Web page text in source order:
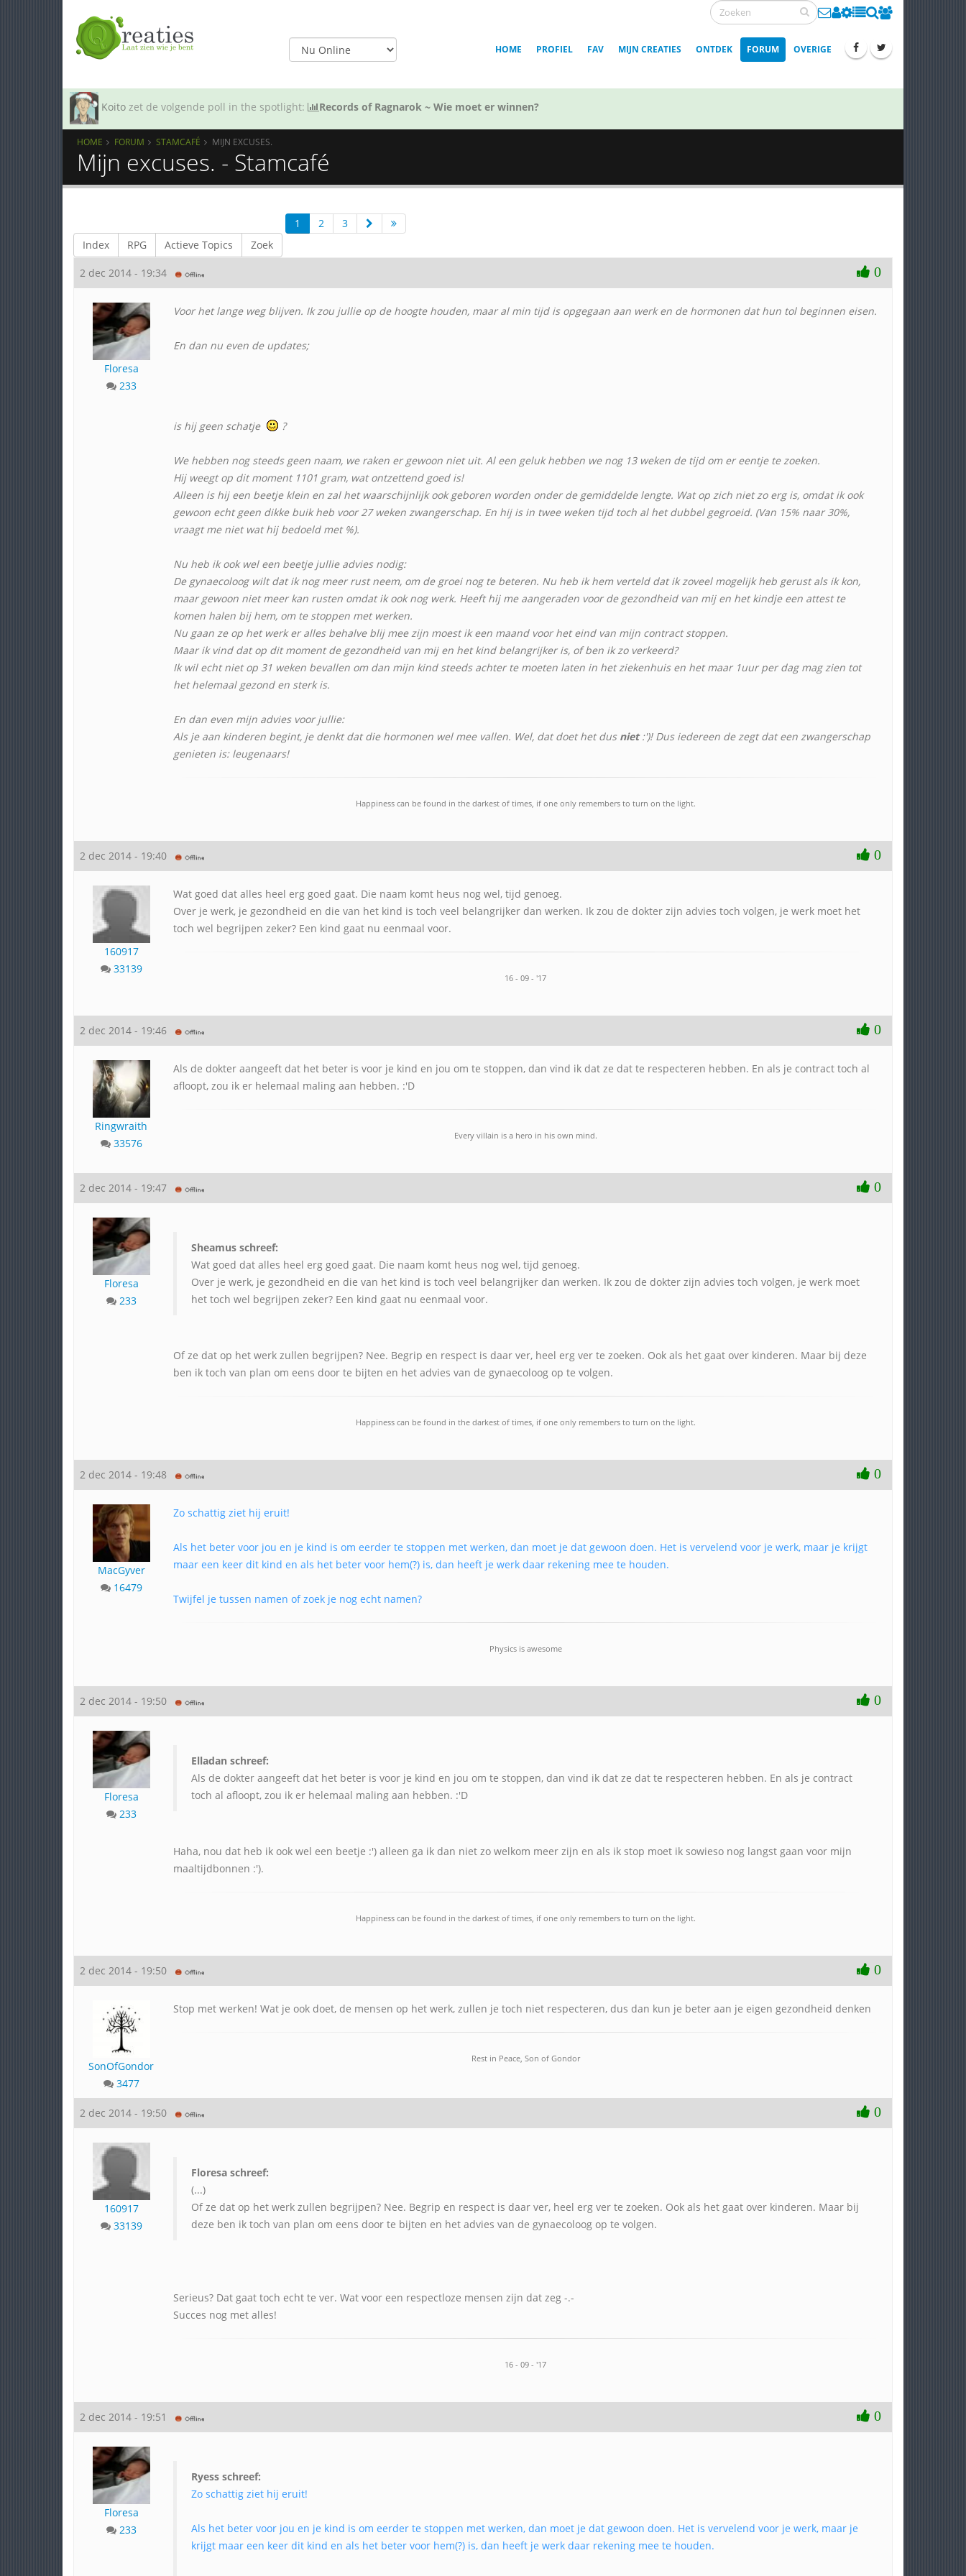
HOME PROFIEL FAV MIJN CREATIES ONTDEK FORUM OVERIGE
Koito zet de volgende poll in the spotlight: Records of Ragnarok ~ Wie moet er winnen?
HOME FORUM STAMCAFÉ MIJN EXCUSES.
Mijn excuses. - Stamcafé
Index RPG Actieve Topics Zoek
1 2 3
2 dec 2014 - 19:34 0
Floresa
233
Voor het lange weg blijven. Ik zou jullie op de hoogte houden, maar al min tijd is opgegaan aan werk en de hormonen dat hun tol beginnen eisen.
En dan nu even de updates;
is hij geen schatje ?
We hebben nog steeds geen naam, we raken er gewoon niet uit. Al een geluk hebben we nog 13 weken de tijd om er eentje te zoeken.
Hij weegt op dit moment 1101 gram, wat ontzettend goed is!
Alleen is hij een beetje klein en zal het waarschijnlijk ook geboren worden onder de gemiddelde lengte. Wat op zich niet zo erg is, omdat ik ook
gewoon echt geen dikke buik heb voor 27 weken zwangerschap. En hij is in twee weken tijd toch al het dubbel gegroeid. (Van 15% naar 30%,
vraagt me niet wat hij bedoeld met %).
Nu heb ik ook wel een beetje jullie advies nodig:
De gynaecoloog wilt dat ik nog meer rust neem, om de groei nog te beteren. Nu heb ik hem verteld dat ik zoveel mogelijk heb gerust als ik kon,
maar gewoon niet meer kan rusten omdat ik ook nog werk. Heeft hij me aangeraden voor de gezondheid van mij en het kindje een attest te
komen halen bij hem, om te stoppen met werken.
Nu gaan ze op het werk er alles behalve blij mee zijn moest ik een maand voor het eind van mijn contract stoppen.
Maar ik vind dat op dit moment de gezondheid van mij en het kind belangrijker is, of ben ik zo verkeerd?
Ik wil echt niet op 31 weken bevallen om dan mijn kind steeds achter te moeten laten in het ziekenhuis en het maar 1uur per dag mag zien tot
het helemaal gezond en sterk is.
En dan even mijn advies voor jullie:
Als je aan kinderen begint, je denkt dat die hormonen wel mee vallen. Wel, dat doet het dus niet:')! Dus iedereen de zegt dat een zwangerschap
genieten is: leugenaars!
Happiness can be found in the darkest of times, if one only remembers to turn on the light.
2 dec 2014 - 19:40 0
160917
33139
Wat goed dat alles heel erg goed gaat. Die naam komt heus nog wel, tijd genoeg.
Over je werk, je gezondheid en die van het kind is toch veel belangrijker dan werken. Ik zou de dokter zijn advies toch volgen, je werk moet het
toch wel begrijpen zeker? Een kind gaat nu eenmaal voor.
16 - 09 - '17
2 dec 2014 - 19:46 0
Ringwraith
33576
Als de dokter aangeeft dat het beter is voor je kind en jou om te stoppen, dan vind ik dat ze dat te respecteren hebben. En als je contract toch al
afloopt, zou ik er helemaal maling aan hebben. :'D
Every villain is a hero in his own mind.
2 dec 2014 - 19:47 0
Floresa
233
Sheamus schreef:
Wat goed dat alles heel erg goed gaat. Die naam komt heus nog wel, tijd genoeg.
Over je werk, je gezondheid en die van het kind is toch veel belangrijker dan werken. Ik zou de dokter zijn advies toch volgen, je werk moet
het toch wel begrijpen zeker? Een kind gaat nu eenmaal voor.
Of ze dat op het werk zullen begrijpen? Nee. Begrip en respect is daar ver, heel erg ver te zoeken. Ook als het gaat over kinderen. Maar bij deze
ben ik toch van plan om eens door te bijten en het advies van de gynaecoloog op te volgen.
Happiness can be found in the darkest of times, if one only remembers to turn on the light.
2 dec 2014 - 19:48 0
MacGyver
16479
Zo schattig ziet hij eruit!
Als het beter voor jou en je kind is om eerder te stoppen met werken, dan moet je dat gewoon doen. Het is vervelend voor je werk, maar je krijgt
maar een keer dit kind en als het beter voor hem(?) is, dan heeft je werk daar rekening mee te houden.
Twijfel je tussen namen of zoek je nog echt namen?
Physics is awesome
2 dec 2014 - 19:50 0
Floresa
233
Elladan schreef:
Als de dokter aangeeft dat het beter is voor je kind en jou om te stoppen, dan vind ik dat ze dat te respecteren hebben. En als je contract
toch al afloopt, zou ik er helemaal maling aan hebben. :'D
Haha, nou dat heb ik ook wel een beetje :') alleen ga ik dan niet zo welkom meer zijn en als ik stop moet ik sowieso nog langst gaan voor mijn
maaltijdbonnen :').
Happiness can be found in the darkest of times, if one only remembers to turn on the light.
2 dec 2014 - 19:50 0
SonOfGondor
3477
Stop met werken! Wat je ook doet, de mensen op het werk, zullen je toch niet respecteren, dus dan kun je beter aan je eigen gezondheid denken
Rest in Peace, Son of Gondor
2 dec 2014 - 19:50 0
160917
33139
Floresa schreef:
(...)
Of ze dat op het werk zullen begrijpen? Nee. Begrip en respect is daar ver, heel erg ver te zoeken. Ook als het gaat over kinderen. Maar bij
deze ben ik toch van plan om eens door te bijten en het advies van de gynaecoloog op te volgen.
Serieus? Dat gaat toch echt te ver. Wat voor een respectloze mensen zijn dat zeg -.-
Succes nog met alles!
16 - 09 - '17
2 dec 2014 - 19:51 0
Floresa
233
Ryess schreef:
Zo schattig ziet hij eruit!
Als het beter voor jou en je kind is om eerder te stoppen met werken, dan moet je dat gewoon doen. Het is vervelend voor je werk, maar je
krijgt maar een keer dit kind en als het beter voor hem(?) is, dan heeft je werk daar rekening mee te houden.